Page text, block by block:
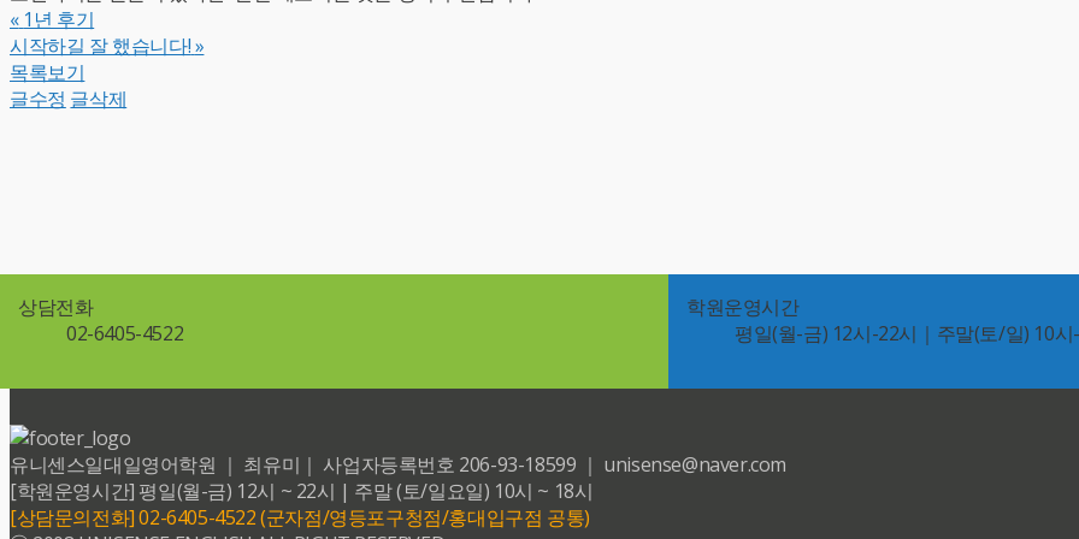
« 1년 후기
시작하길 잘 했습니다!»
목록보기
글수정 글삭제
상담전화
02-6405-4522
학원운영시간
평일(월-금) 12시-22시｜주말(토/일) 10
유니센스일대일영어학원 ｜ 최유미｜ 사업자등록번호 206-93-18599 ｜ unisense@naver.com
[학원운영시간] 평일(월-금) 12시 ~ 22시 | 주말 (토/일요일) 10시 ~ 18시
[상담문의전화] 02-6405-4522 (군자점/영등포구청점/홍대입구점 공통)